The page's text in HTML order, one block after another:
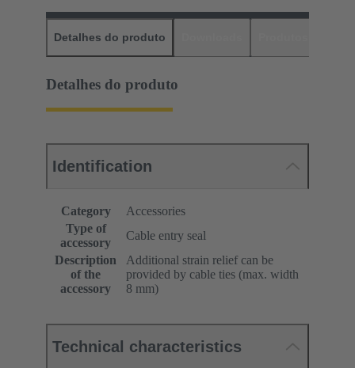
Detalhes do produto
Detalhes do produto
Identification
Category
Accessories
Type of
accessory
Cable entry seal
Description
of the
accessory
Additional strain relief can be
provided by cable ties (max. width
8 mm)
Technical characteristics